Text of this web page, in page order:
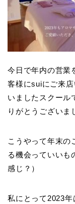
今日で年内の営業
客様にsuiにご来
いましたスクール
りがとうございま
こうやって年末の
る機会っていいも
感じ？）
私にとって2023年